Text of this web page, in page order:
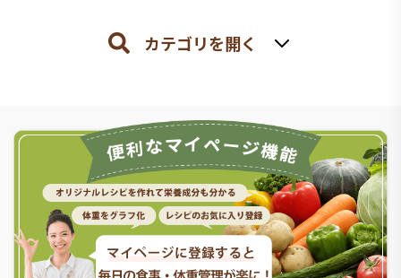
カテゴリを開く